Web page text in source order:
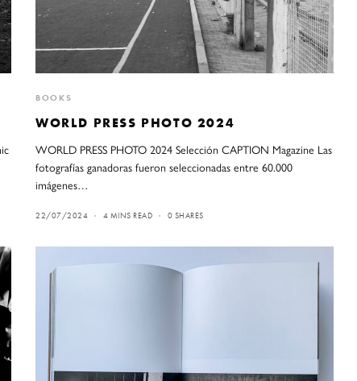
BOOKS
WORLD PRESS PHOTO 2024
WORLD PRESS PHOTO 2024 Selección CAPTION Magazine Las
fotografías ganadoras fueron seleccionadas entre 60.000
imágenes…
22/07/2024 4 MINS READ 0 SHARES